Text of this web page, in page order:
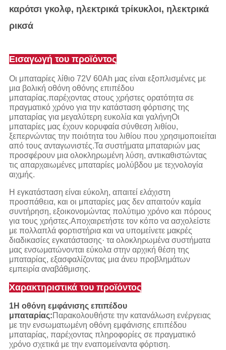
καρότσι γκολφ, ηλεκτρικά τρίκυκλοι, ηλεκτρικά
ρικσά
Εισαγωγή του προϊόντος
Οι μπαταρίες λίθιο 72V 60Ah μας είναι εξοπλισμένες με
μια βολική οθόνη οθόνης επιπέδου
μπαταρίας.παρέχοντας στους χρήστες ορατότητα σε
πραγματικό χρόνο για την κατάσταση φόρτισης της
μπαταρίας για μεγαλύτερη ευκολία και γαλήνηΟι
μπαταρίες μας έχουν κορυφαία σύνθεση λιθίου,
ξεπερνώντας την ποιότητα του λιθίου που χρησιμοποιείται
από τους ανταγωνιστές.Τα συστήματα μπαταριών μας
προσφέρουν μια ολοκληρωμένη λύση, αντικαθιστώντας
τις απαρχαιωμένες μπαταρίες μολύβδου με τεχνολογία
αιχμής.
Η εγκατάσταση είναι εύκολη, απαιτεί ελάχιστη
προσπάθεια, και οι μπαταρίες μας δεν απαιτούν καμία
συντήρηση, εξοικονομώντας πολύτιμο χρόνο και πόρους
για τους χρήστες.Αποχαιρετήστε τον κόπο να ασχολείστε
με πολλαπλά φορτιστήρια και να υπομείνετε μακρές
διαδικασίες εγκατάστασης· τα ολοκληρωμένα συστήματα
μας ενσωματώνονται εύκολα στην αρχική θέση της
μπαταρίας, εξασφαλίζοντας μια άνευ προβλημάτων
εμπειρία αναβάθμισης.
Χαρακτηριστικά του προϊόντος
1Η οθόνη εμφάνισης επιπέδου
μπαταρίας: Παρακολουθήστε την κατανάλωση ενέργειας
με την ενσωματωμένη οθόνη εμφάνισης επιπέδου
μπαταρίας, παρέχοντας πληροφορίες σε πραγματικό
χρόνο σχετικά με την εναπομείναντα φόρτιση.